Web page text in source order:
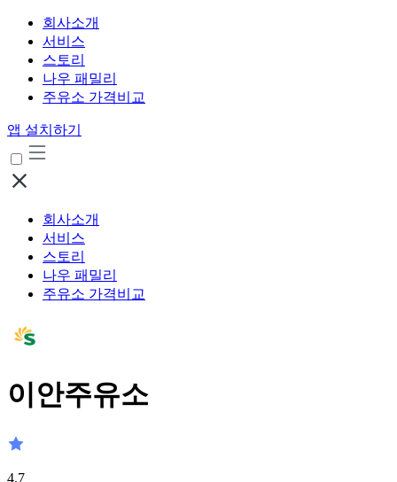
회사소개
서비스
스토리
나우 패밀리
주유소 가격비교
앱 설치하기
회사소개
서비스
스토리
나우 패밀리
주유소 가격비교
이안주유소
4.7